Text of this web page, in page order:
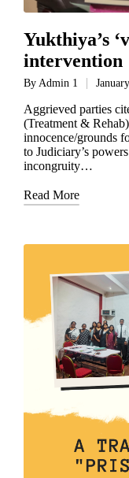
Yukthiya’s
intervention
By Admin 1
Aggrieved parties
(Treatment &
innocence/grounds
to Judiciary’s
incongruity…
Read More